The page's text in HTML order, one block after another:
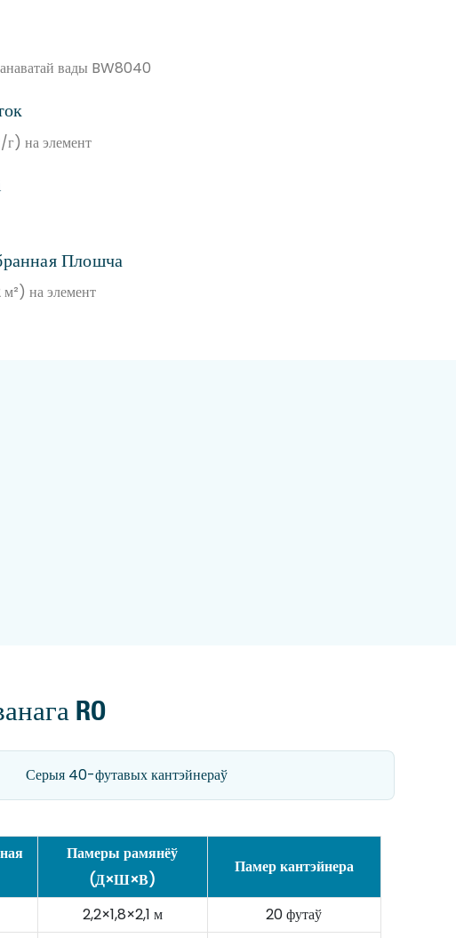
вады BW8040
на элемент
Плошча
на элемент
RO
Серыя 40-футавых кантэйнераў
Памеры рамянёў
(Д×Ш×В)
Памер кантэйнера
2,2×1,8×2,1 м 20 футаў